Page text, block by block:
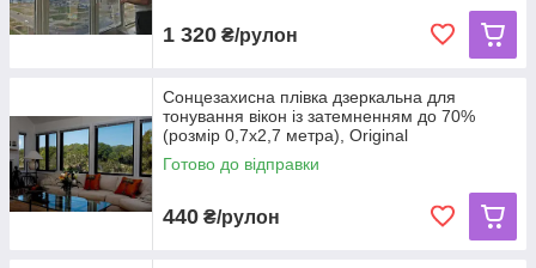
1 320 ₴/рулон
Сонцезахисна плівка дзеркальна для
тонування вікон із затемненням до 70%
(розмір 0,7х2,7 метра), Original
Готово до відправки
440 ₴/рулон